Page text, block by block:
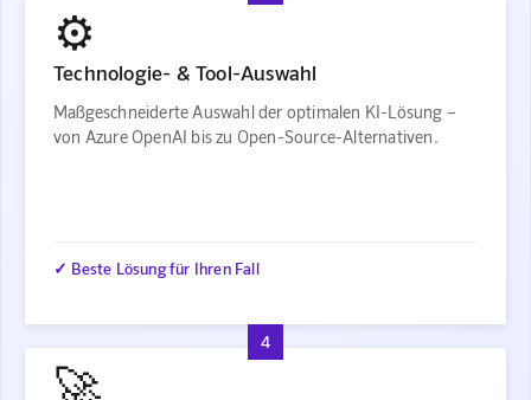
⚙️
Technologie- & Tool-Auswahl
Maßgeschneiderte Auswahl der optimalen KI-Lösung –
von Azure OpenAI bis zu Open-Source-Alternativen.
✓ Beste Lösung für Ihren Fall
4
🚀